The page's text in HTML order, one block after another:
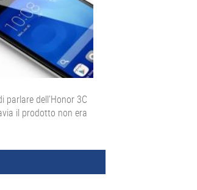
dell’Honor 3C
il prodotto non era